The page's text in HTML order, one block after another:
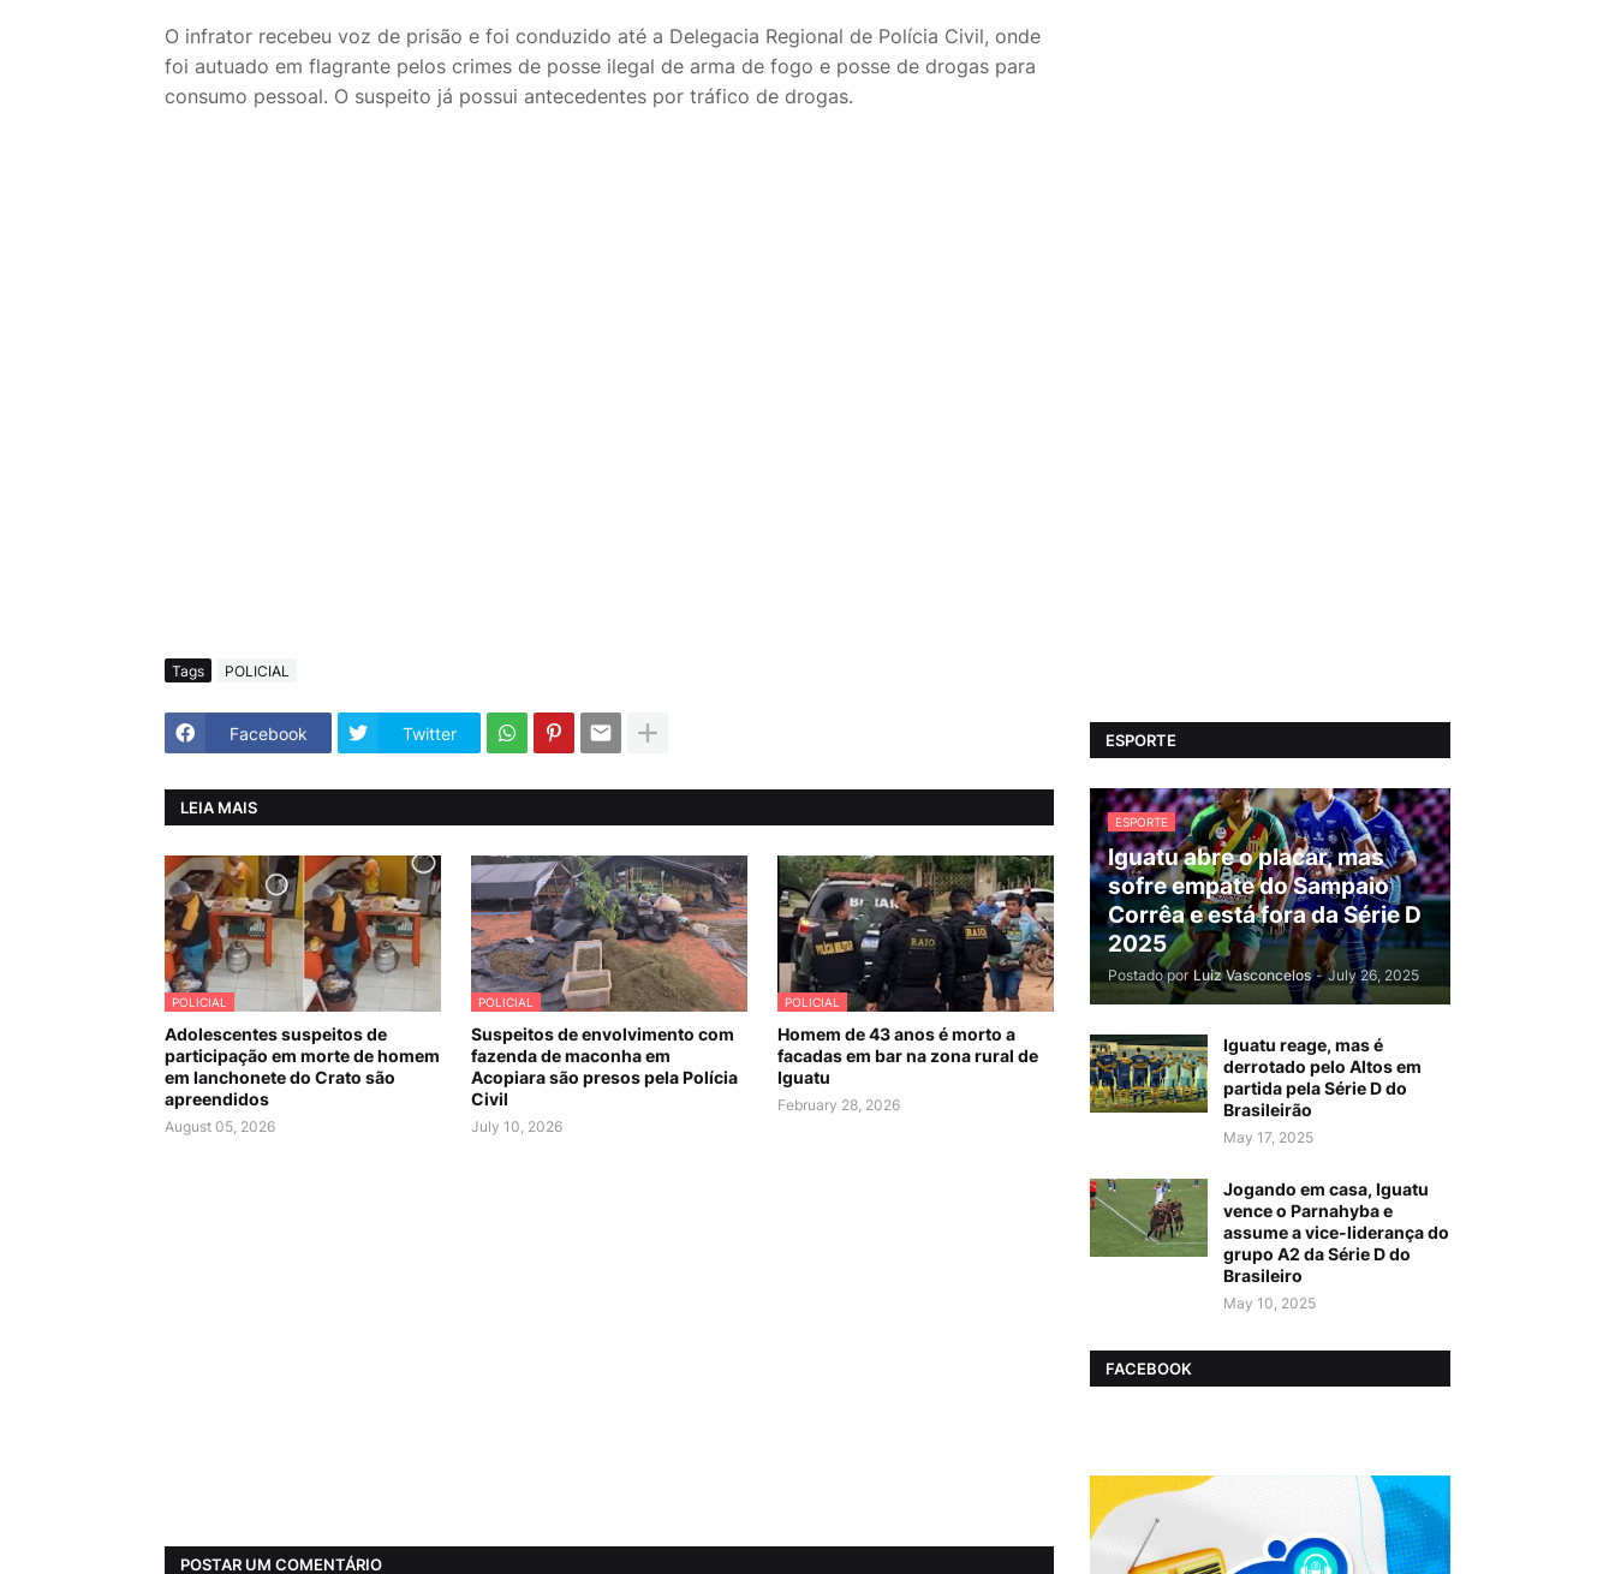
O infrator recebeu voz de prisão e foi conduzido até a Delegacia Regional de Polícia Civil, onde
foi autuado em flagrante pelos crimes de posse ilegal de arma de fogo e posse de drogas para
consumo pessoal. O suspeito já possui antecedentes por tráfico de drogas.
Tags POLICIAL
Facebook Twitter
LEIA MAIS
POLICIAL
Adolescentes suspeitos de
participação em morte de homem
em lanchonete do Crato são
apreendidos
August 05, 2026
POLICIAL
Suspeitos de envolvimento com
fazenda de maconha em
Acopiara são presos pela Polícia
Civil
July 10, 2026
POLICIAL
Homem de 43 anos é morto a
facadas em bar na zona rural de
Iguatu
February 28, 2026
POSTAR UM COMENTÁRIO
ESPORTE
ESPORTE
Iguatu abre o placar, mas
sofre empate do Sampaio
Corrêa e está fora da Série D
2025
Postado por Luiz Vasconcelos - July 26, 2025
Iguatu reage, mas é
derrotado pelo Altos em
partida pela Série D do
Brasileirão
May 17, 2025
Jogando em casa, Iguatu
vence o Parnahyba e
assume a vice-liderança do
grupo A2 da Série D do
Brasileiro
May 10, 2025
FACEBOOK